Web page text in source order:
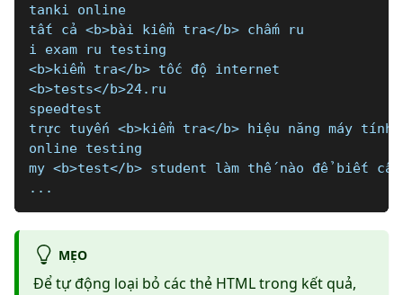
tanki online
tất cả <b>bài kiểm tra</b> chấm ru
i exam ru testing
<b>kiểm tra</b> tốc độ internet
<b>tests</b>24.ru
speedtest
trực tuyến <b>kiểm tra</b> hiệu năng máy tính
online testing
my <b>test</b> student làm thế nào để biết
...
MẸO
Để tự động loại bỏ các thẻ HTML trong kết quả,